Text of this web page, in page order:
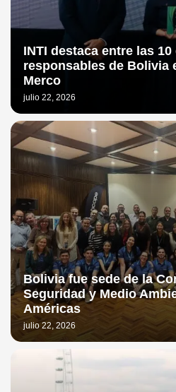
INTI destaca entre las
responsables de Bolivia
Merco
julio 22, 2026
Bolivia fue sede de la
Seguridad y Medio
Américas
julio 22, 2026